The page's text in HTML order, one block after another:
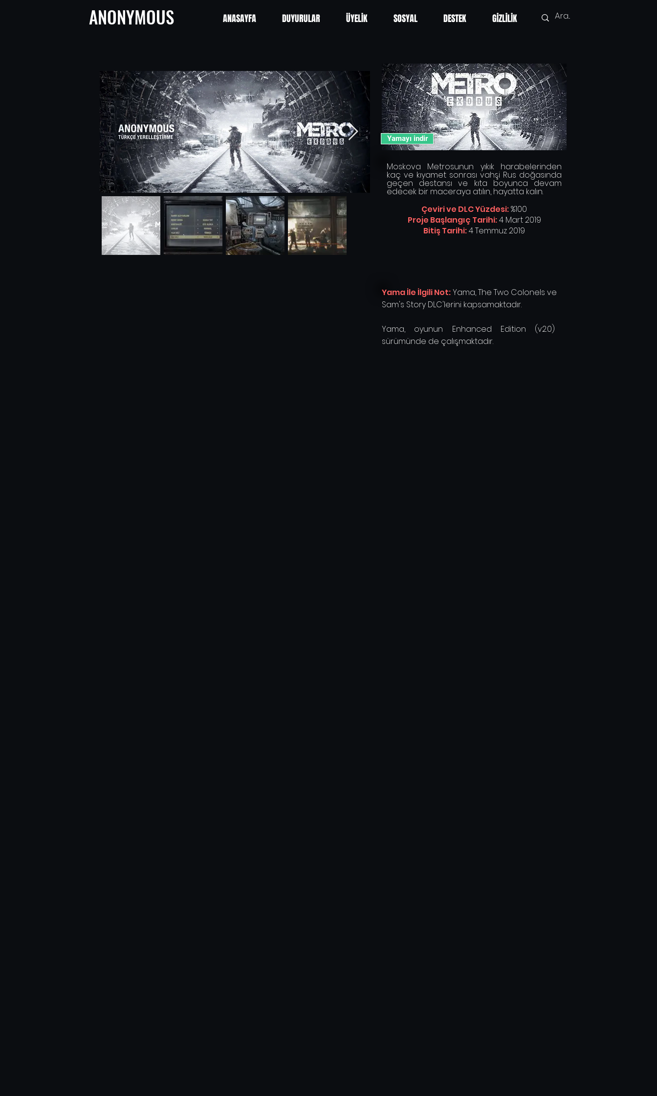
ANONYMOUS ANASAYFA DUYURULAR ÜYELİK SOSYAL DESTEK GİZLİLİK
Yamayı indir
Moskova Metrosunun yıkık harabelerinden
kaç ve kıyamet sonrası vahşi Rus doğasında
geçen destansı ve kıta boyunca devam
edecek bir maceraya atılın, hayatta kalın.
Çeviri ve DLC Yüzdesi:%100
Proje Başlangıç Tarihi:4 Mart 2019
Bitiş Tarihi:4 Temmuz 2019
Yama İle İlgili Not:Yama, The Two Colonels ve
Sam's Story DLC'lerini kapsamaktadır.
Yama, oyunun Enhanced Edition (v2.0)
sürümünde de çalışmaktadır.